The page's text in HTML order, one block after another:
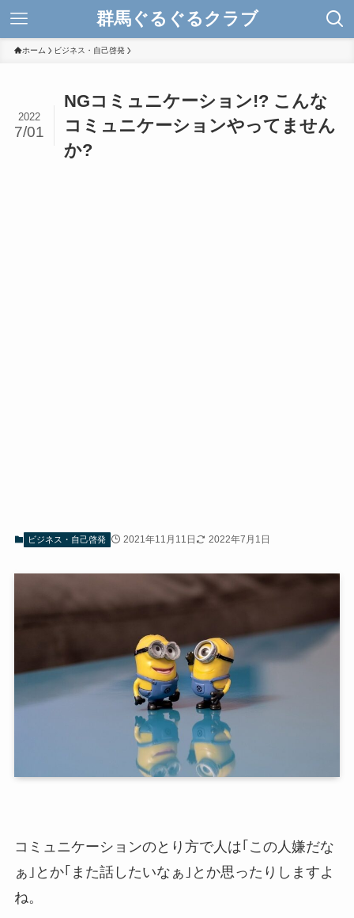
群馬ぐるぐるクラブ
ホーム ビジネス・自己啓発
NGコミュニケーション!? こんな
コミュニケーションやってません
か?
2022
7/01
ビジネス・自己啓発 2021年11月11日 2022年7月1日
コミュニケーションのとり方で人は｢この人嫌だな
ぁ｣とか｢また話したいなぁ｣とか思ったりしますよ
ね。